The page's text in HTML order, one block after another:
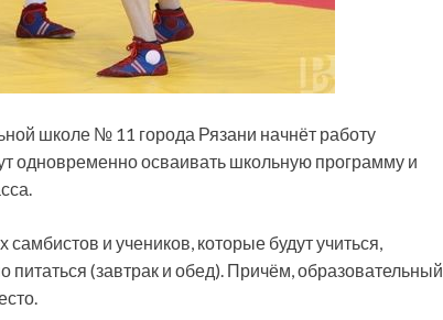
школе № 11 города Рязани начнёт работу
одновременно осваивать школьную программу и
самбистов и учеников, которые будут учиться,
питаться (завтрак и обед). Причём, образовательный